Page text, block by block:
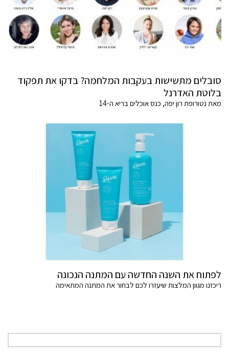
סובלים מתשישות בעקבות המלחמה? בדקו את תפקוד
בלוטת האדרנל
מאת נטורופת רון יפה, כנס אוכלים בריא ה-14
לפתוח את השנה החדשה עם המתנה הנכונה
ריכזנו מגוון המלצות שיעזרו לכם לבחור את המתנה המתאימה